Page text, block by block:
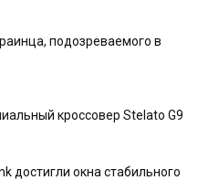
подозреваемого в
кроссовер Stelato G9
достигли окна стабильного